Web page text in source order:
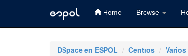
Home Browse
DSpace en ESPOL Centros Varios